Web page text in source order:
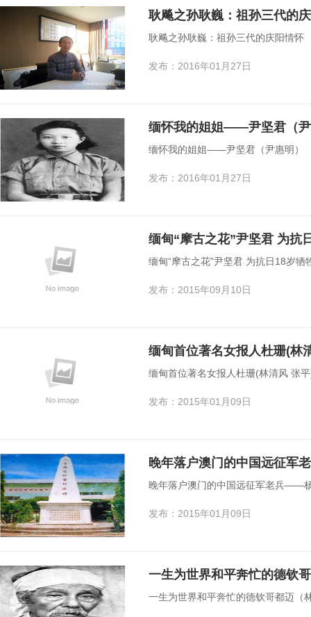
耿飚之孙耿巍：祖孙三代的
耿飚之孙耿巍：祖孙三代的庆阳情怀
发布：2016年01月27日
缅怀我的姐姐——尹坚君（
缅怀我的姐姐——尹坚君（尹惠明）
发布：2016年01月27日
缅甸“摩古之花”尹坚君 为抗
缅甸“摩古之花”尹坚君 为抗日18岁牺
发布：2015年09月10日
缅甸首位著名女报人杜珊(林
缅甸首位著名女报人杜珊(林清风 张
发布：2015年01月09日
晚年落户澳门的中国远征军
晚年落户澳门的中国远征军老兵——
发布：2015年01月09日
一生为世界和平奔忙的德钦
一生为世界和平奔忙的德钦哥都迈（